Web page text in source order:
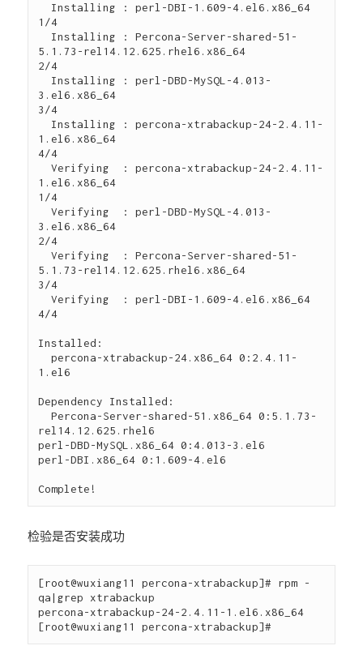
1/4
5.1.73-rel14.12.625.rhel6.x86_64
2/4
3.el6.x86_64
3/4
1.el6.x86_64
4/4
  Verifying  : percona-xtrabackup-24-2.4.11-
1.el6.x86_64
1/4
  Verifying  : perl-DBD-MySQL-4.013-
3.el6.x86_64
2/4
  Verifying  : Percona-Server-shared-51-
5.1.73-rel14.12.625.rhel6.x86_64
3/4
  Verifying  : perl-DBI-1.609-4.el6.x86_64
4/4
Installed:
  percona-xtrabackup-24.x86_64 0:2.4.11-
1.el6
Dependency Installed:
  Percona-Server-shared-51.x86_64 0:5.1.73-
rel14.12.625.rhel6
perl-DBD-MySQL.x86_64 0:4.013-3.el6
perl-DBI.x86_64 0:1.609-4.el6
检验是否安装成功
[root@wuxiang11 percona-xtrabackup]# rpm -
qa|grep xtrabackup
percona-xtrabackup-24-2.4.11-1.el6.x86_64